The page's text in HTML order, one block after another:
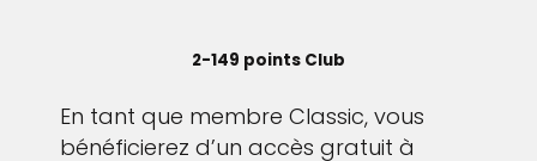
2-149 points Club
En tant que membre Classic, vous
bénéficierez d’un accès gratuit à